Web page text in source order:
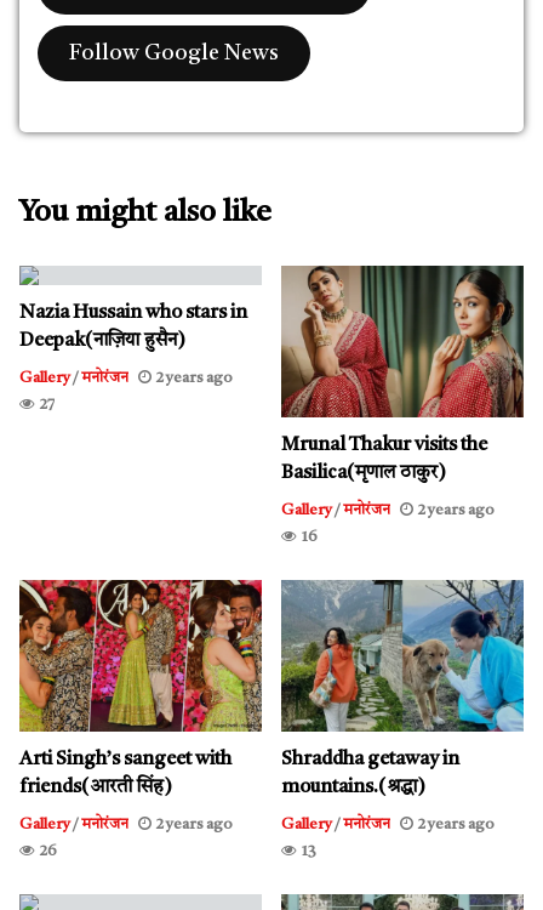
Follow Google News
You might also like
Nazia Hussain who stars in
Deepak(नाज़िया हुसैन)
Gallery/मनोरंजन
2 years ago
27
Mrunal Thakur visits the
Basilica(मृणाल ठाकुर)
Gallery/मनोरंजन
2 years ago
16
Arti Singh’s sangeet with
friends(आरती सिंह)
Gallery/मनोरंजन
2 years ago
26
Shraddha getaway in
mountains.(श्रद्धा)
Gallery/मनोरंजन
2 years ago
13